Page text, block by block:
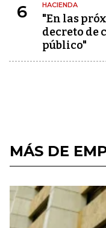
6 HACIENDA
"En las
decreto de
público"
MÁS DE